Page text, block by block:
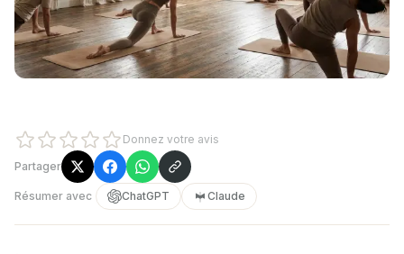
Donnez votre avis
Partager
Résumer avec ChatGPT Claude